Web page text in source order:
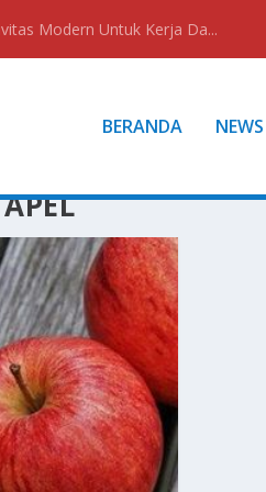
Modern Untuk Kerja Da...
BERANDA NEWS